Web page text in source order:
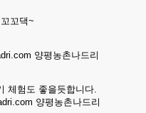
꼬댁~
체험도 좋을듯합니다.